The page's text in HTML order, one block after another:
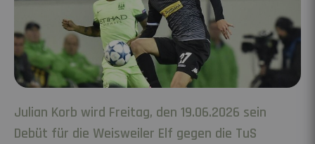
Julian Korb wird Freitag, den 19.06.2026 sein
Debüt für die Weisweiler Elf gegen die TuS